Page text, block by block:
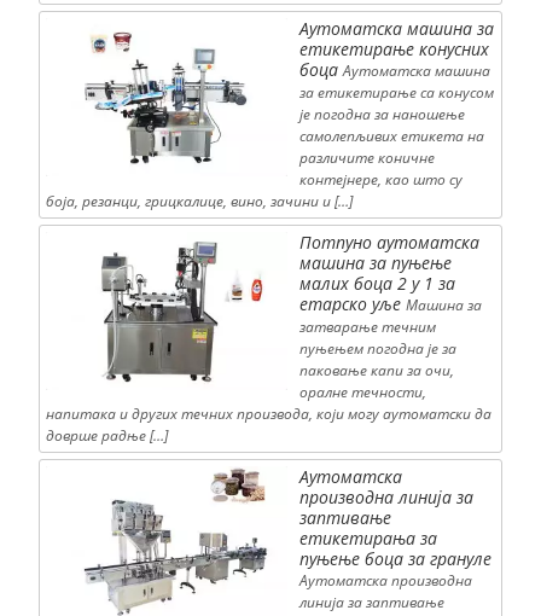
Аутоматска машина за
етикетирање конусних
боца Аутоматска машина
за етикетирање са конусом
је погодна за наношење
самолепљивих етикета на
различите коничне
контејнере, као што су
боја, резанци, грицкалице, вино, зачини и […]
Потпуно аутоматска
машина за пуњење
малих боца 2 у 1 за
етарско уље Машина за
затварање течним
пуњењем погодна је за
паковање капи за очи,
оралне течности,
напитака и других течних производа, који могу аутоматски да
доврше радње […]
Аутоматска
производна линија за
заптивање
етикетирања за
пуњење боца за грануле
Аутоматска производна
линија за заптивање